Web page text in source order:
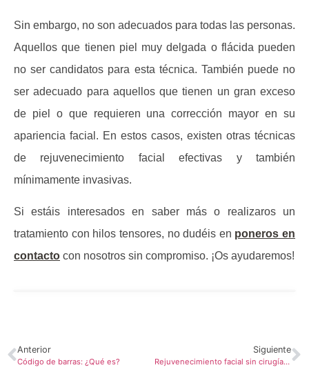
Sin embargo, no son adecuados para todas las personas.
Aquellos que tienen piel muy delgada o flácida pueden
no ser candidatos para esta técnica. También puede no
ser adecuado para aquellos que tienen un gran exceso
de piel o que requieren una corrección mayor en su
apariencia facial. En estos casos, existen otras técnicas
de rejuvenecimiento facial efectivas y también
mínimamente invasivas.
Si estáis interesados en saber más o realizaros un
tratamiento con hilos tensores, no dudéis en poneros en
contacto con nosotros sin compromiso. ¡Os ayudaremos!
Anterior
Código de barras: ¿Qué es?
Siguiente
Rejuvenecimiento facial sin cirugía: Métodos